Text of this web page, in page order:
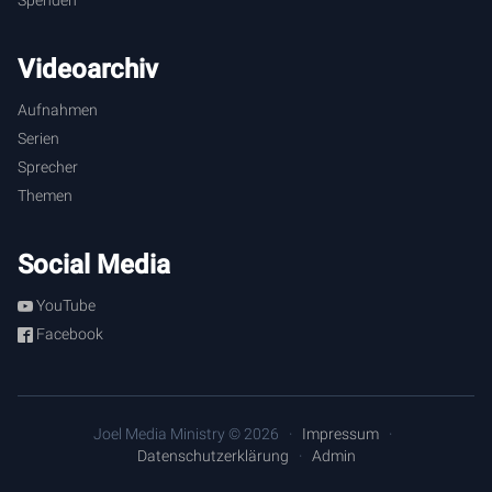
Videoarchiv
Aufnahmen
Serien
Sprecher
Themen
Social Media
YouTube
Facebook
Joel Media Ministry © 2026
Impressum
Datenschutzerklärung
Admin